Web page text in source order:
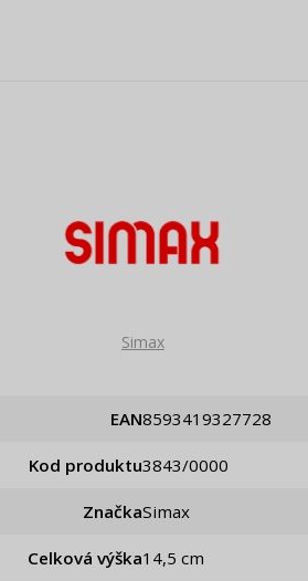
Simax
EAN 8593419327728
Kod produktu 3843/0000
Značka Simax
Celková výška 14,5 cm